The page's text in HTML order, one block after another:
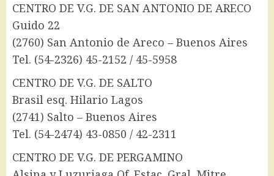
CENTRO DE V.G. DE SAN ANTONIO DE ARECO
Guido 22
(2760) San Antonio de Areco – Buenos Aires
Tel. (54-2326) 45-2152 / 45-5958
CENTRO DE V.G. DE SALTO
Brasil esq. Hilario Lagos
(2741) Salto – Buenos Aires
Tel. (54-2474) 43-0850 / 42-2311
CENTRO DE V.G. DE PERGAMINO